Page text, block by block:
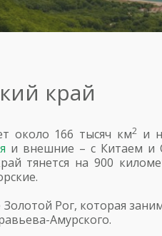
край
около 166 тысяч км2 и
и внешние – с Китаем и
тянется на 900
Рог, которая
Амурского.